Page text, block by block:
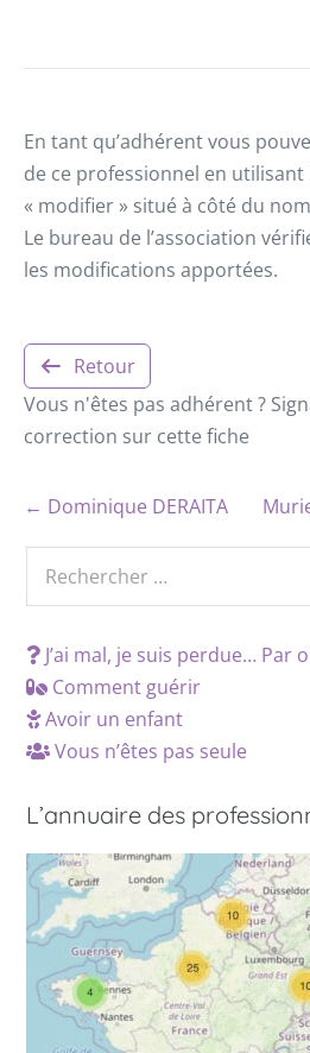
En tant qu’adhérent vous
de ce professionnel en
« modifier » situé à côté du
Le bureau de l’association
les modifications apportées.
Retour
Vous n'êtes pas adhérent ?
correction sur cette fiche
← Dominique DERAITA
J’ai mal, je suis perdue… Par
Comment guérir
Avoir un enfant
Vous n’êtes pas seule
L’annuaire des